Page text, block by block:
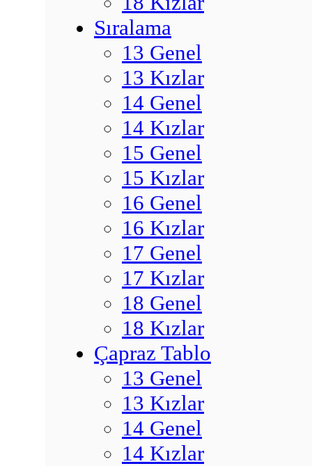
Sıralama
13 Genel
13 Kızlar
14 Genel
14 Kızlar
15 Genel
15 Kızlar
16 Genel
16 Kızlar
17 Genel
17 Kızlar
18 Genel
18 Kızlar
Çapraz Tablo
13 Genel
13 Kızlar
14 Genel
14 Kızlar